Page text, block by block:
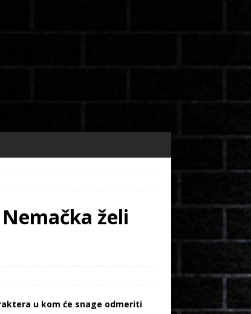
želi
u kom će snage odmeriti